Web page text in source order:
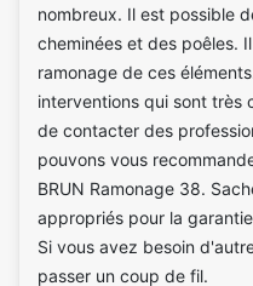
nombreux. Il est possible
cheminées et des poêles.
ramonage de ces
interventions qui sont très
de contacter des
pouvons vous
BRUN Ramonage 38.
appropriés pour la
Si vous avez besoin
passer un coup de fil.